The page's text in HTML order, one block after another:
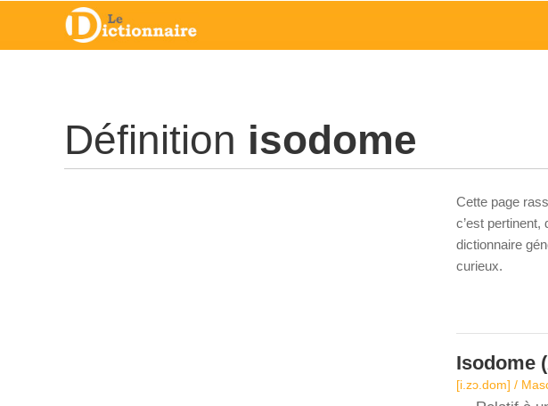
Définition isodome
Cette page
c’est
dictionnaire
curieux.
Isodome
[i.zɔ.dom] /